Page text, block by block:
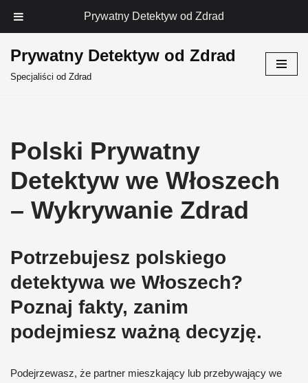
Prywatny Detektyw od Zdrad
Prywatny Detektyw od Zdrad
Specjaliści od Zdrad
Polski Prywatny
Detektyw we Włoszech
– Wykrywanie Zdrad
Potrzebujesz polskiego
detektywa we Włoszech?
Poznaj fakty, zanim
podejmiesz ważną decyzję.
Podejrzewasz, że partner mieszkający lub przebywający we